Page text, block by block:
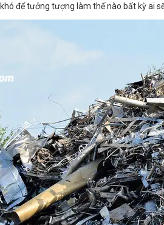
để tưởng tượng làm thế nào bất kỳ ai